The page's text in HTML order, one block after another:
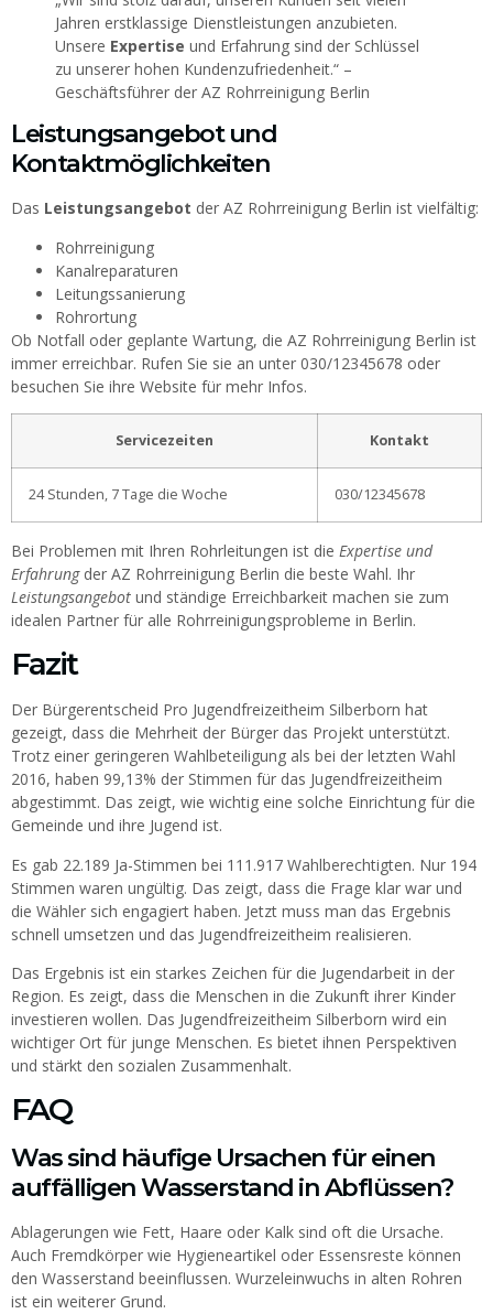
Jahren erstklassige Dienstleistungen anzubieten.
Unsere Expertise und Erfahrung sind der Schlüssel
zu unserer hohen Kundenzufriedenheit.“ –
Geschäftsführer der AZ Rohrreinigung Berlin
Leistungsangebot und
Kontaktmöglichkeiten
Das Leistungsangebot der AZ Rohrreinigung Berlin ist vielfältig:
Rohrreinigung
Kanalreparaturen
Leitungssanierung
Rohrortung
Ob Notfall oder geplante Wartung, die AZ Rohrreinigung Berlin ist
immer erreichbar. Rufen Sie sie an unter 030/12345678 oder
besuchen Sie ihre Website für mehr Infos.
Servicezeiten Kontakt
24 Stunden, 7 Tage die Woche 030/12345678
Bei Problemen mit Ihren Rohrleitungen ist die Expertise und
Erfahrungder AZ Rohrreinigung Berlin die beste Wahl. Ihr
Leistungsangebot und ständige Erreichbarkeit machen sie zum
idealen Partner für alle Rohrreinigungsprobleme in Berlin.
Fazit
Der Bürgerentscheid Pro Jugendfreizeitheim Silberborn hat
gezeigt, dass die Mehrheit der Bürger das Projekt unterstützt.
Trotz einer geringeren Wahlbeteiligung als bei der letzten Wahl
2016, haben 99,13% der Stimmen für das Jugendfreizeitheim
abgestimmt. Das zeigt, wie wichtig eine solche Einrichtung für die
Gemeinde und ihre Jugend ist.
Es gab 22.189 Ja-Stimmen bei 111.917 Wahlberechtigten. Nur 194
Stimmen waren ungültig. Das zeigt, dass die Frage klar war und
die Wähler sich engagiert haben. Jetzt muss man das Ergebnis
schnell umsetzen und das Jugendfreizeitheim realisieren.
Das Ergebnis ist ein starkes Zeichen für die Jugendarbeit in der
Region. Es zeigt, dass die Menschen in die Zukunft ihrer Kinder
investieren wollen. Das Jugendfreizeitheim Silberborn wird ein
wichtiger Ort für junge Menschen. Es bietet ihnen Perspektiven
und stärkt den sozialen Zusammenhalt.
FAQ
Was sind häufige Ursachen für einen
auffälligen Wasserstand in Abflüssen?
Ablagerungen wie Fett, Haare oder Kalk sind oft die Ursache.
Auch Fremdkörper wie Hygieneartikel oder Essensreste können
den Wasserstand beeinflussen. Wurzeleinwuchs in alten Rohren
ist ein weiterer Grund.